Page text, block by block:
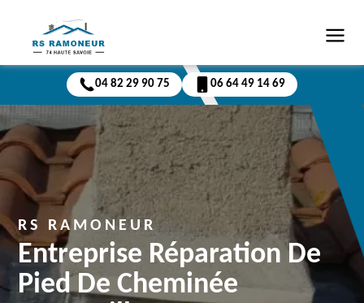
04 82 29 90 75 06 64 49 14 69
RS RAMONEUR
Entreprise Réparation De
Pied De Cheminée